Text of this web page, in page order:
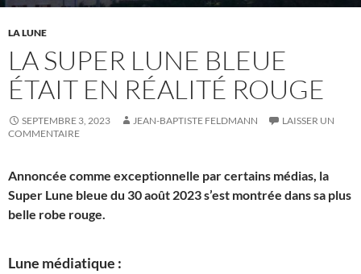
LA LUNE
LA SUPER LUNE BLEUE
ÉTAIT EN RÉALITÉ ROUGE
SEPTEMBRE 3, 2023 JEAN-BAPTISTE FELDMANN
LAISSER UN
COMMENTAIRE
Annoncée comme exceptionnelle par certains médias, la
Super Lune bleue du 30 août 2023 s’est montrée dans sa plus
belle robe rouge.
Lune médiatique :